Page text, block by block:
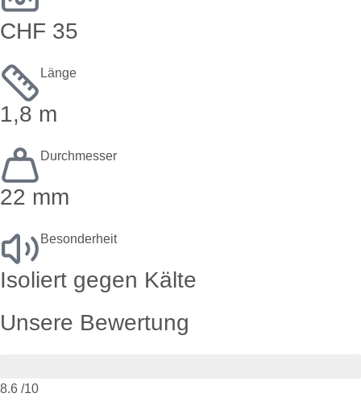
CHF 35
Länge
1,8 m
Durchmesser
22 mm
Besonderheit
Isoliert gegen Kälte
Unsere Bewertung
8.6 /10